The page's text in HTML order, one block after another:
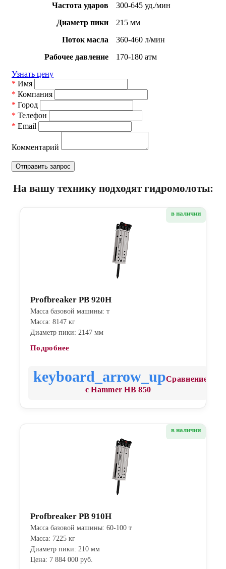
Частота ударов
300-645 уд./мин
Диаметр пики
215 мм
Поток масла
360-460 л/мин
Рабочее давление
170-180 атм
Узнать цену
* Имя
* Компания
* Город
* Телефон
* Email
Комментарий
На вашу технику подходят гидромолоты:
в наличии
Profbreaker PB 920H
Масса базовой машины: т
Масса: 8147 кг
Диаметр пики: 2147 мм
Подробнее
Сравнение
с Hammer HB 850
в наличии
Profbreaker PB 910H
Масса базовой машины: 60-100 т
Масса: 7225 кг
Диаметр пики: 210 мм
Цена: 7 884 000 руб.